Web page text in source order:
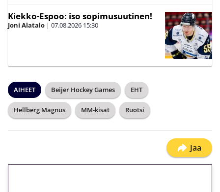
Kiekko-Espoo: iso sopimusuutinen!
Joni Alatalo | 07.08.2026 15:30
AIHEET Beijer Hockey Games EHT
Hellberg Magnus MM-kisat Ruotsi
Jaa